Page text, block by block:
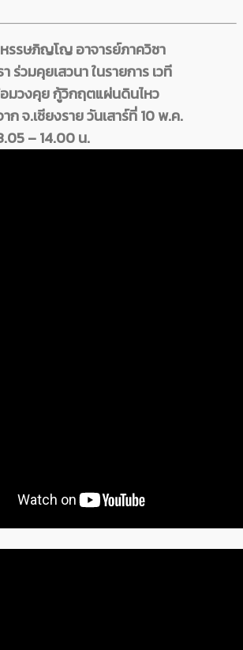
รรษภิญโญ​ อาจารย์ภาควิชา
ร่วมคุยเสวนา ในรายการ เวที
มวงคุย กู้วิกฤตแผ่นดินไหว
จ.เชียงราย วันเสาร์ที่ 10 พ.ค.
– 14.00 น.